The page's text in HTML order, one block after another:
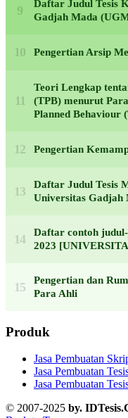
Daftar Judul Tesis
Gadjah Mada
Pengertian Arsip
Teori Lengkap
(TPB) menurut
Planned Behaviour
Pengertian
Daftar Judul Tesis
Universitas Gadjah
Daftar contoh
2023
Pengertian dan
Para Ahli
Produk
Jasa Pembuatan
Jasa Pembuatan
Jasa Pembuatan
© 2007-2025 by.